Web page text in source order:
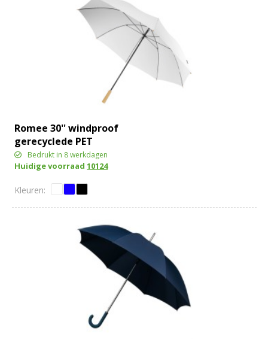
Romee 30'' windproof
gerecyclede PET
golfparaplu
Bedrukt in 8 werkdagen
Huidige voorraad10124